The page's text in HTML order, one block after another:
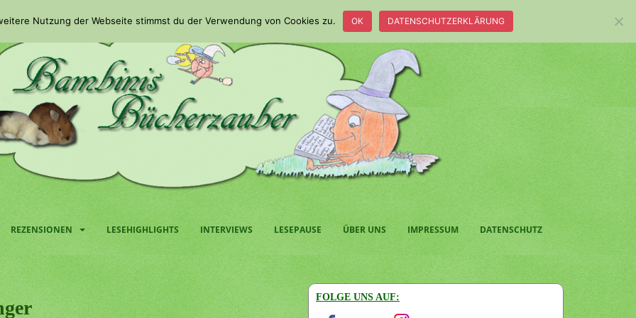
REZENSIONEN LESEHIGHLIGHTS INTERVIEWS LESEPAUSE ÜBER UNS IMPRESSUM DATENSCHUTZ
FOLGE UNS AUF:
Nutzung der Webseite stimmst du der Verwendung von Cookies zu. OK DATENSCHUTZERKLÄRUNG